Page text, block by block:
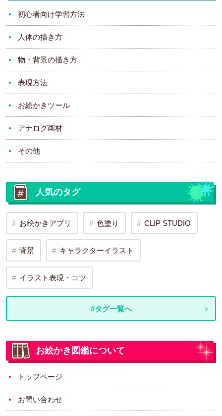
初心者向け学習方法
人体の描き方
物・背景の描き方
表現方法
お絵かきツール
アナログ画材
その他
人気のタグ
お絵かきアプリ 色塗り CLIP STUDIO
背景 キャラクターイラスト
イラスト表現・コツ
#タグ一覧へ
お絵かき図鑑について
トップページ
お問い合わせ